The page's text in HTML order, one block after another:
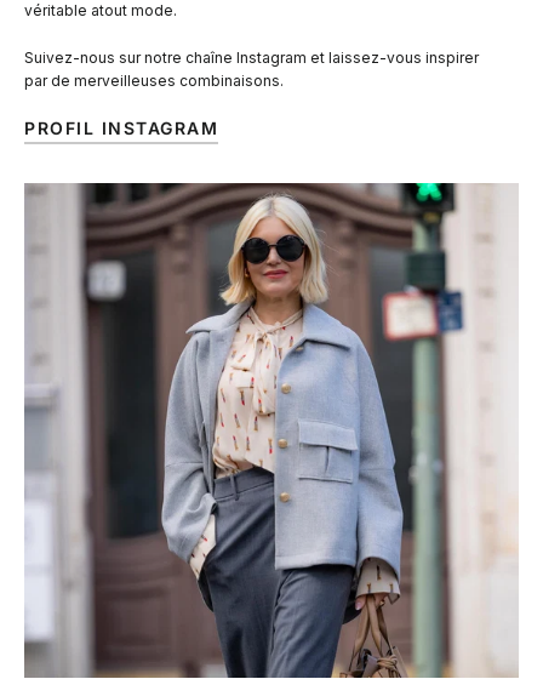
véritable atout mode.
Suivez-nous sur notre chaîne Instagram et laissez-vous inspirer
par de merveilleuses combinaisons.
PROFIL INSTAGRAM